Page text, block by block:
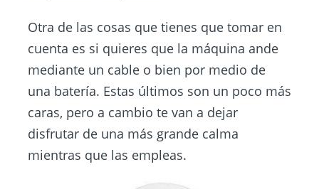
Otra de las cosas que tienes que tomar en
cuenta es si quieres que la máquina ande
mediante un cable o bien por medio de
una batería. Estas últimos son un poco más
caras, pero a cambio te van a dejar
disfrutar de una más grande calma
mientras que las empleas.